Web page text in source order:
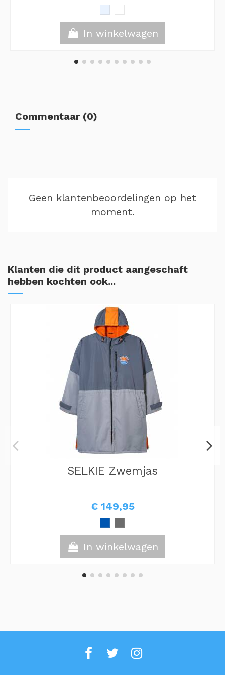
In winkelwagen
Commentaar (0)
Geen klantenbeoordelingen op het
moment.
Klanten die dit product aangeschaft
hebben kochten ook...
SELKIE Zwemjas
€ 149,95
In winkelwagen